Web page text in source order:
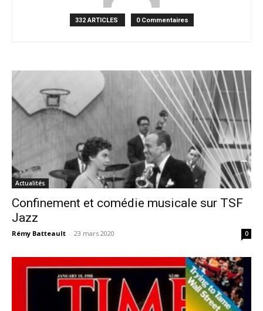
332 ARTICLES 0 Commentaires
Actualités
Confinement et comédie musicale sur TSF
Jazz
Rémy Batteault - 23 mars 2020 0